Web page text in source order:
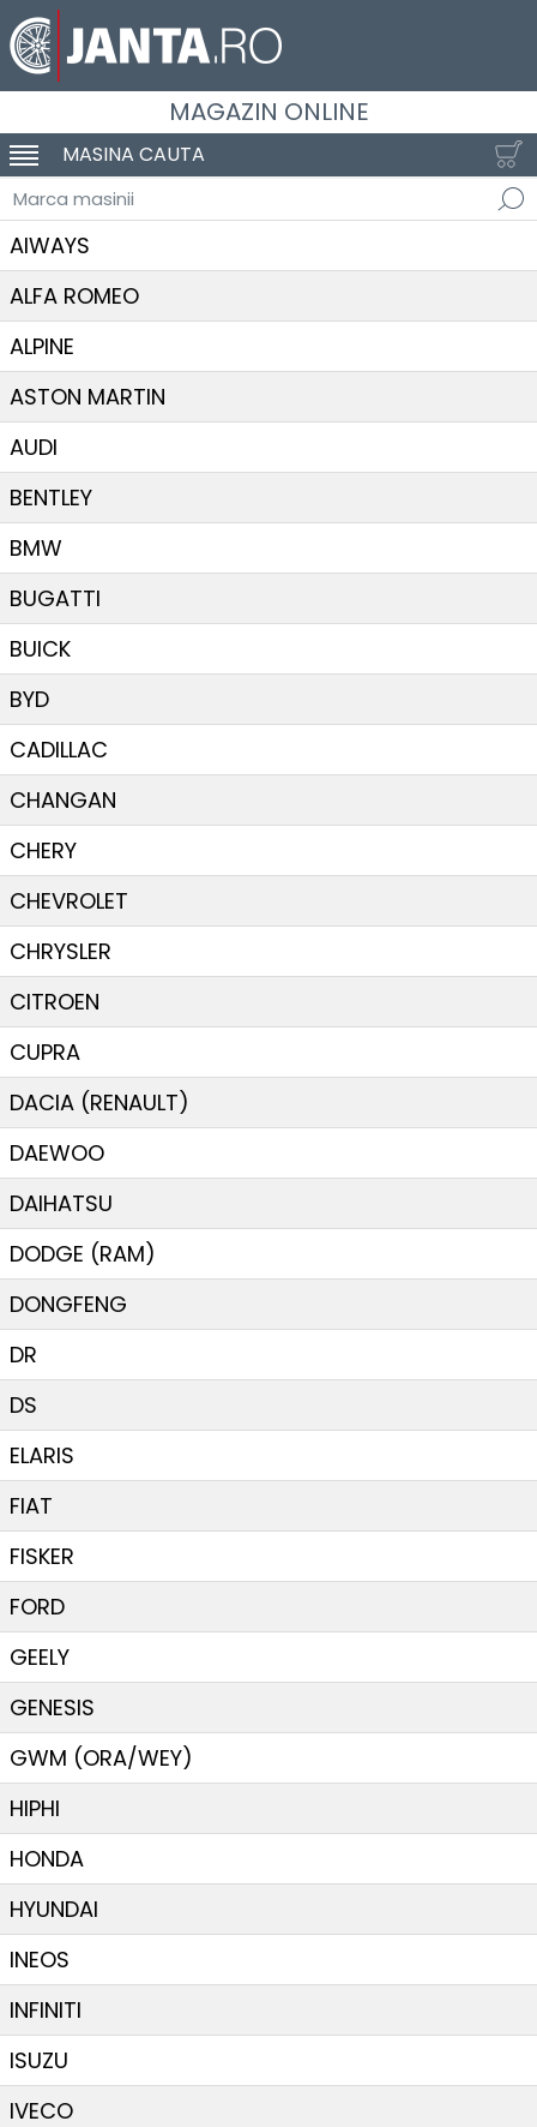
MAGAZIN ONLINE
SCHIMBA NAVIGAREA
MASINA CAUTA
Marca masinii
AIWAYS
ALFA ROMEO
ALPINE
ASTON MARTIN
AUDI
BENTLEY
BMW
BUGATTI
BUICK
BYD
CADILLAC
CHANGAN
CHERY
CHEVROLET
CHRYSLER
CITROEN
CUPRA
DACIA (RENAULT)
DAEWOO
DAIHATSU
DODGE (RAM)
DONGFENG
DR
DS
ELARIS
FIAT
FISKER
FORD
GEELY
GENESIS
GWM (ORA/WEY)
HIPHI
HONDA
HYUNDAI
INEOS
INFINITI
ISUZU
IVECO